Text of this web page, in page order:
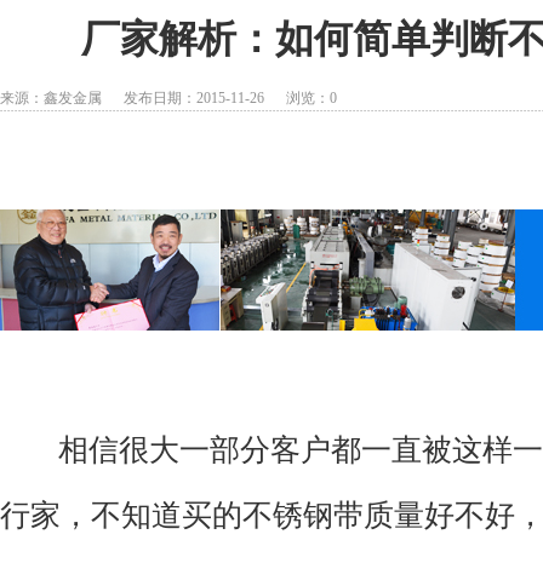
厂家解析：如何简单判断
来源：鑫发金属 发布日期：2015-11-26 浏览： 0
相信很大一部分客户都一直被这样一
行家，不知道买的不锈钢带质量好不好